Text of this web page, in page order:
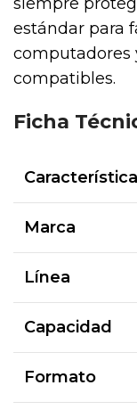
estándar para
computadores
compatibles.
Ficha
Característica
Marca
Línea
Capacidad
Formato